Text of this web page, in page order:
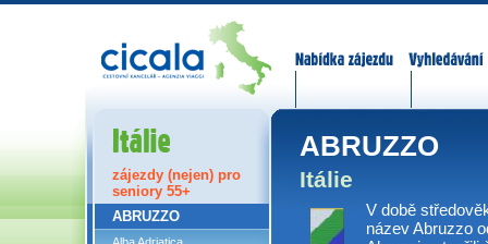
ABRUZZO
Itálie
V době
název Abruzzo
Itálie
zájezdy (nejen) pro
seniory 55+
ABRUZZO